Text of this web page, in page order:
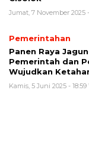
Jumat, 7 November 2025
Pemerintahan
Panen Raya
Pemerintah dan
Wujudkan
Kamis, 5 Juni 2025 -